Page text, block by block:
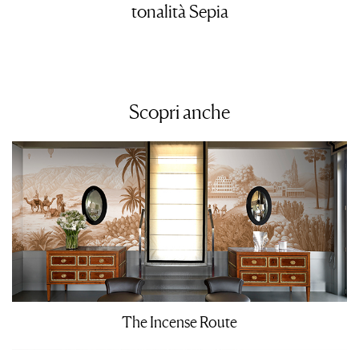
tonalità Sepia
Scopri anche
The Incense Route